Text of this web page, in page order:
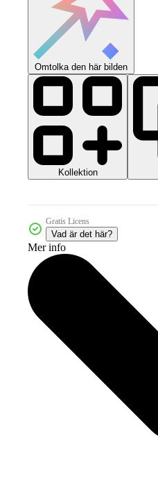
Omtolka den här bilden
Kollektion
Gratis Licens
Vad är det här?
Mer info